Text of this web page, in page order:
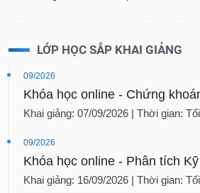
LỚP HỌC SẮP KHAI GIẢNG
09/2026
Khóa học online - Chứng
Khai giảng: 07/09/2026 | Thời gian:
09/2026
Khóa học online - Phân tích
Khai giảng: 16/09/2026 | Thời gian: